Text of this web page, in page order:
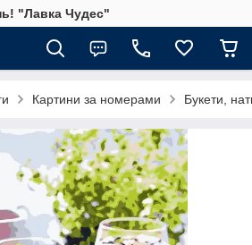
"Лавка Чудес"
Картини за номерами Букети,